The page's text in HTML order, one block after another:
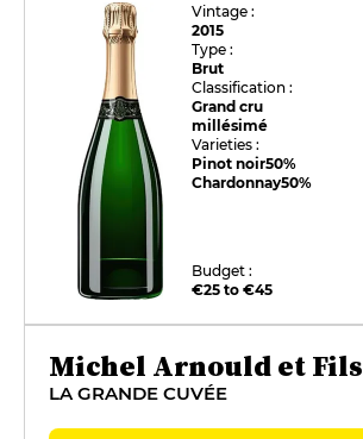
Vintage :
2015
Type :
Brut
Classification :
Grand cru
millésimé
Varieties :
Pinot noir50%
Chardonnay50%
Budget :
€25 to €45
Michel Arnould et Fils
LA GRANDE CUVÉE